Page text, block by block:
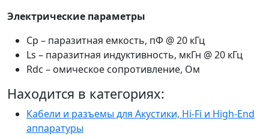
Электрические параметры
Сp – паразитная емкость, пФ @ 20 кГц
Ls – паразитная индуктивность, мкГн @ 20 кГц
Rdc – омическое сопротивление, Ом
Находится в категориях:
Кабели и разъемы для Акустики, Hi-Fi и High-End
аппаратуры